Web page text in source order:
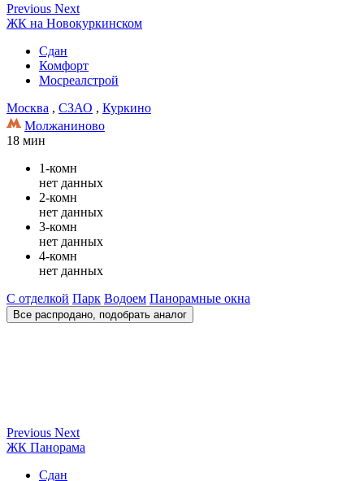
Previous Next
ЖК на Новокуркинском
Сдан
Комфорт
Мосреалстрой
Москва , СЗАО , Куркино
Молжаниново
18 мин
1-комн
нет данных
2-комн
нет данных
3-комн
нет данных
4-комн
нет данных
С отделкой Парк Водоем Панорамные окна
Все распродано, подобрать аналог
Previous Next
ЖК Панорама
Сдан